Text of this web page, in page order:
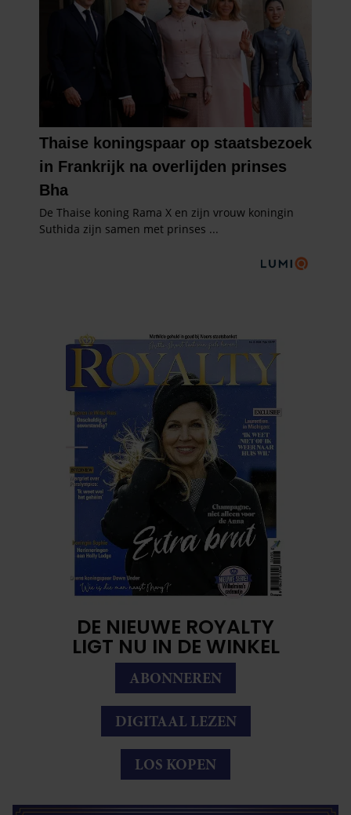
DE NIEUWE ROYALTY
LIGT NU IN DE WINKEL
ABONNEREN
DIGITAAL LEZEN
LOS KOPEN